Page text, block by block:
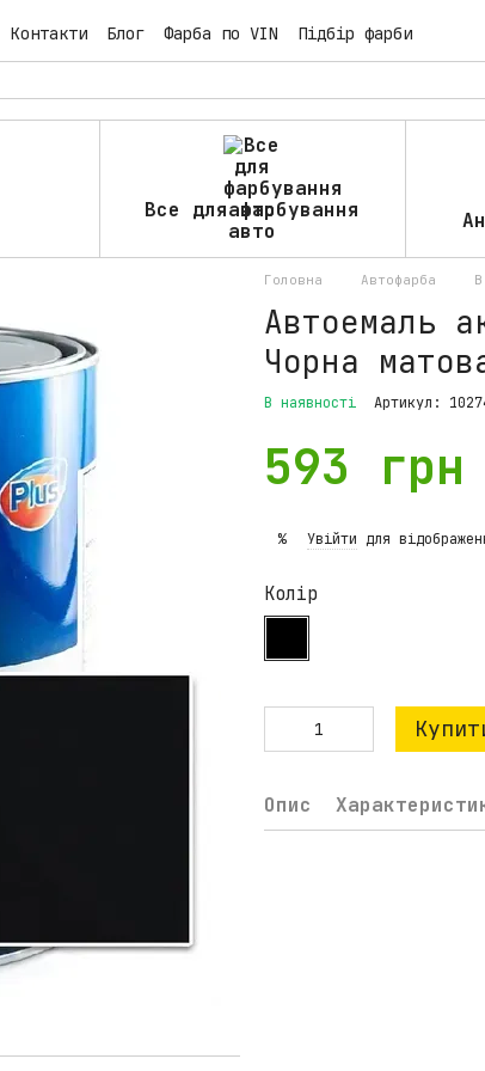
Контакти Блог Фарба по VIN
Підбір фарби
Все для фарбування
авто
Головна Автофарба
Автоемаль
Чорна
В наявності Артикул:
593 грн
% Увійти для
Колір
Опис